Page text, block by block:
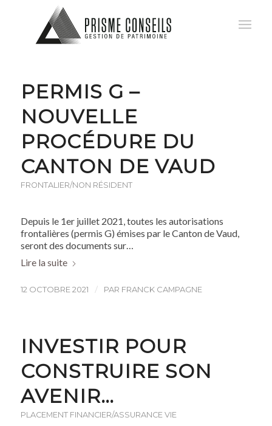
PERMIS G –
NOUVELLE
PROCÉDURE DU
CANTON DE VAUD
FRONTALIER/NON RÉSIDENT
Depuis le 1er juillet 2021, toutes les autorisations
frontalières (permis G) émises par le Canton de Vaud,
seront des documents sur…
Lire la suite
12 OCTOBRE 2021 / PAR FRANCK CAMPAGNE
INVESTIR POUR
CONSTRUIRE SON
AVENIR…
PLACEMENT FINANCIER/ASSURANCE VIE